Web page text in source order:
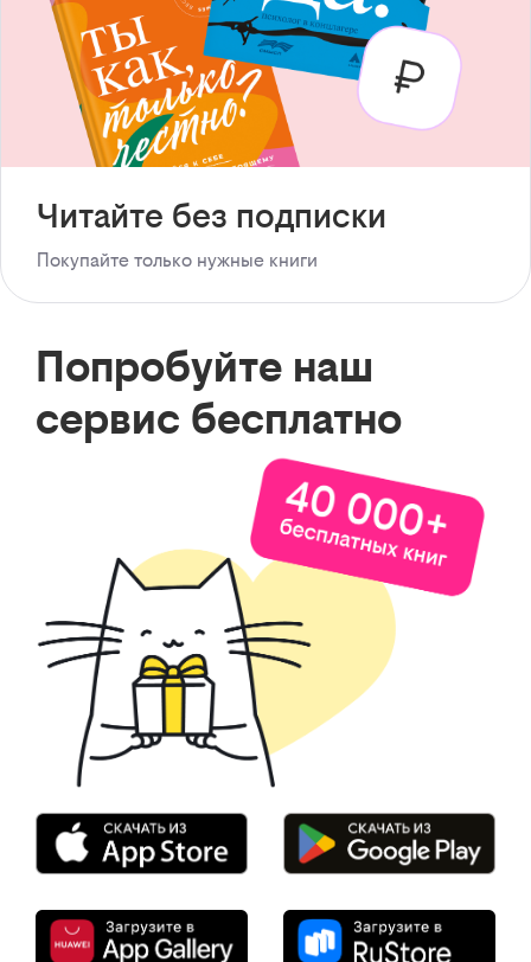
Читайте без подписки
Покупайте только нужные книги
Попробуйте наш
сервис бесплатно